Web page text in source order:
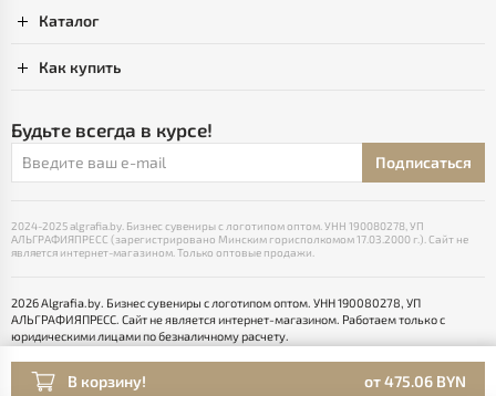
В корзину! от 475.06 BYN
Каталог
Как купить
Будьте всегда в курсе!
Подписаться
2024-2025 algrafia.by. Бизнес сувениры с логотипом оптом. УНН 190080278, УП
АЛЬГРАФИЯПРЕСС (зарегистрировано Минским горисполкомом 17.03.2000 г.). Сайт не
является интернет-магазином. Только оптовые продажи.
2026 Algrafia.by. Бизнес сувениры с логотипом оптом. УНН 190080278, УП
АЛЬГРАФИЯПРЕСС. Сайт не является интернет-магазином. Работаем только с
юридическими лицами по безналичному расчету.